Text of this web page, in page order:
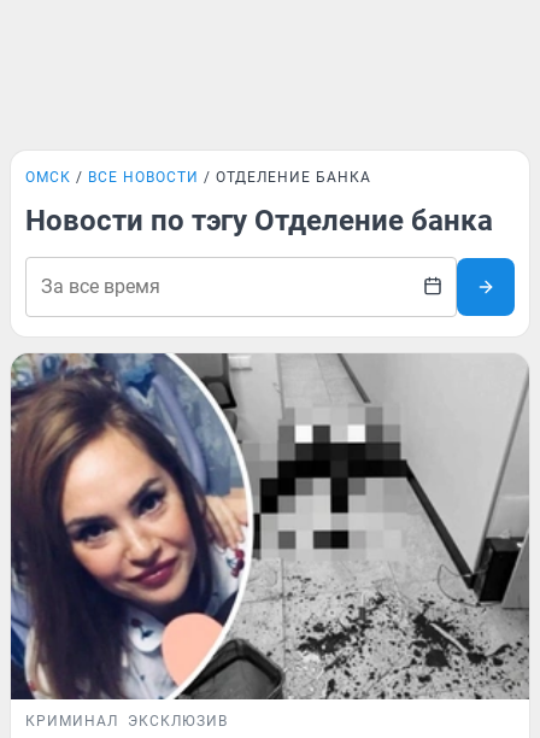
ОМСК ВСЕ НОВОСТИ ОТДЕЛЕНИЕ БАНКА
Новости по тэгу Отделение банка
КРИМИНАЛ ЭКСКЛЮЗИВ